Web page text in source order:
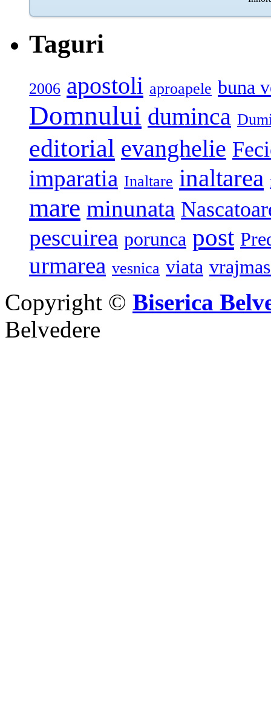
Taguri
2006 apostoli aproapele buna
Domnului duminca
editorial evanghelie
imparatia Inaltare inaltarea
mare minunata
pescuirea porunca post
urmarea vesnica viata
Copyright © Biserica
Belvedere